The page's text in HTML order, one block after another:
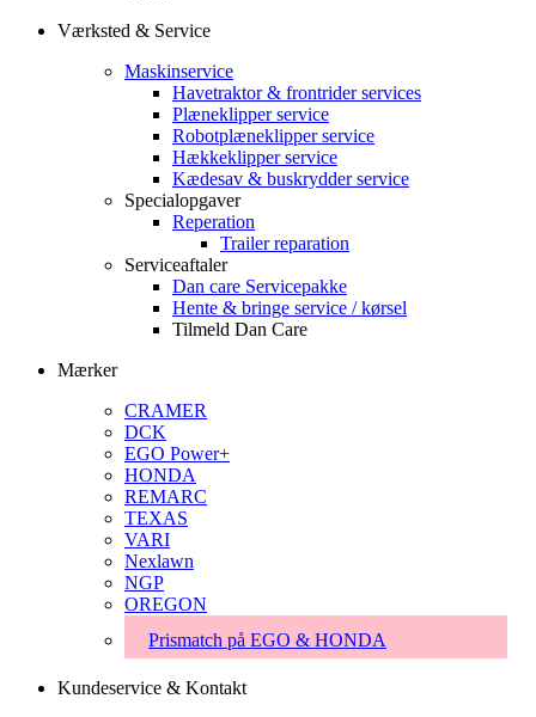
Værksted & Service
Maskinservice
Havetraktor & frontrider services
Plæneklipper service
Robotplæneklipper service
Hækkeklipper service
Kædesav & buskrydder service
Specialopgaver
Reperation
Trailer reparation
Serviceaftaler
Dan care Servicepakke
Hente & bringe service / kørsel
Tilmeld Dan Care
Mærker
CRAMER
DCK
EGO Power+
HONDA
REMARC
TEXAS
VARI
Nexlawn
NGP
OREGON
Prismatch på EGO & HONDA
Kundeservice & Kontakt